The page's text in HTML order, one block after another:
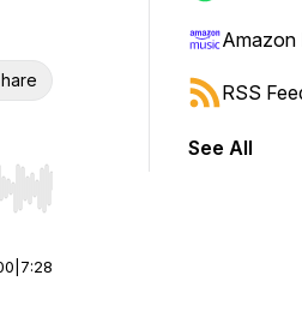
Hold shift to jump forward or
7:28
Amazon
RSS
See All